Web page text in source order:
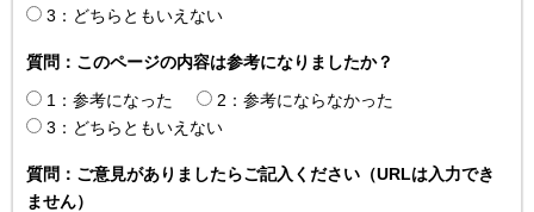
3：どちらともいえない
質問：このページの内容は参考になりましたか？
1：参考になった
2：参考にならなかった
3：どちらともいえない
質問：ご意見がありましたらご記入ください（URLは入力でき
ません）